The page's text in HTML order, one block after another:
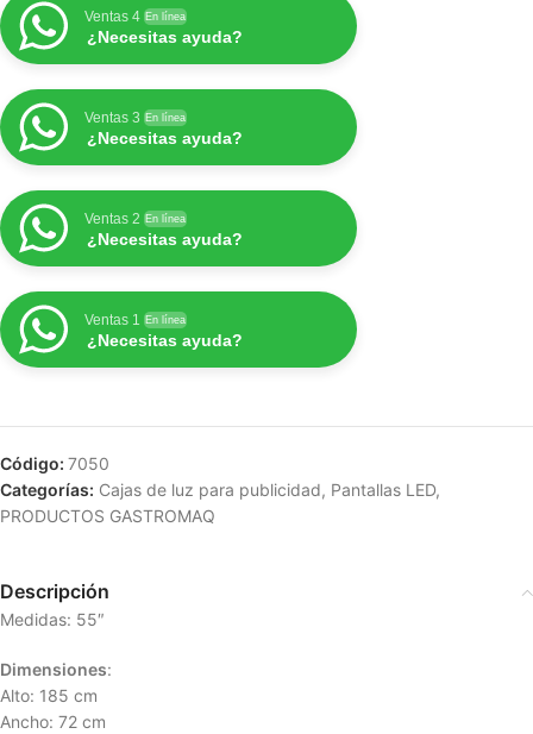
Ventas 4 En línea
¿Necesitas ayuda?
Ventas 3 En línea
¿Necesitas ayuda?
Ventas 2 En línea
¿Necesitas ayuda?
Ventas 1 En línea
¿Necesitas ayuda?
Código: 7050
Categorías: Cajas de luz para publicidad, Pantallas LED,
PRODUCTOS GASTROMAQ
Descripción
Medidas: 55″
Dimensiones:
Alto: 185 cm
Ancho: 72 cm